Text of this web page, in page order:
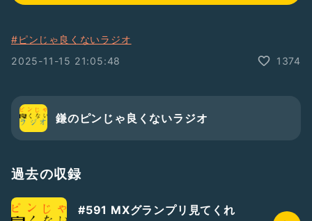
#ピンじゃ良くないラジオ
2025-11-15 21:05:48
1374
鎌のピンじゃ良くないラジオ
過去の収録
#591 MXグランプリ見てくれ